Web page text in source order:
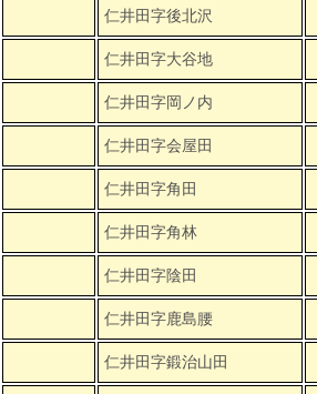
仁井田字後北沢
仁井田字大谷地
仁井田字岡ノ内
仁井田字会屋田
仁井田字角田
仁井田字角林
仁井田字陰田
仁井田字鹿島腰
仁井田字鍛治山田